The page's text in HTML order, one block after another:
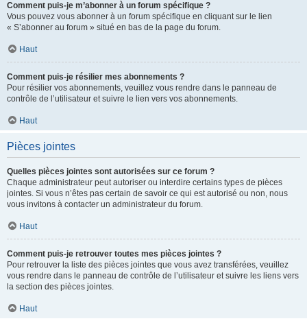
Comment puis-je m’abonner à un forum spécifique ?
Vous pouvez vous abonner à un forum spécifique en cliquant sur le lien
« S’abonner au forum » situé en bas de la page du forum.
Haut
Comment puis-je résilier mes abonnements ?
Pour résilier vos abonnements, veuillez vous rendre dans le panneau de
contrôle de l’utilisateur et suivre le lien vers vos abonnements.
Haut
Pièces jointes
Quelles pièces jointes sont autorisées sur ce forum ?
Chaque administrateur peut autoriser ou interdire certains types de pièces
jointes. Si vous n’êtes pas certain de savoir ce qui est autorisé ou non, nous
vous invitons à contacter un administrateur du forum.
Haut
Comment puis-je retrouver toutes mes pièces jointes ?
Pour retrouver la liste des pièces jointes que vous avez transférées, veuillez
vous rendre dans le panneau de contrôle de l’utilisateur et suivre les liens vers
la section des pièces jointes.
Haut